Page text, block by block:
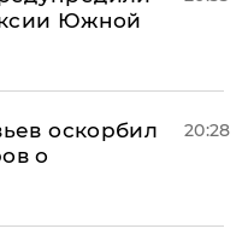
Южной
оскорбил
о
20:28